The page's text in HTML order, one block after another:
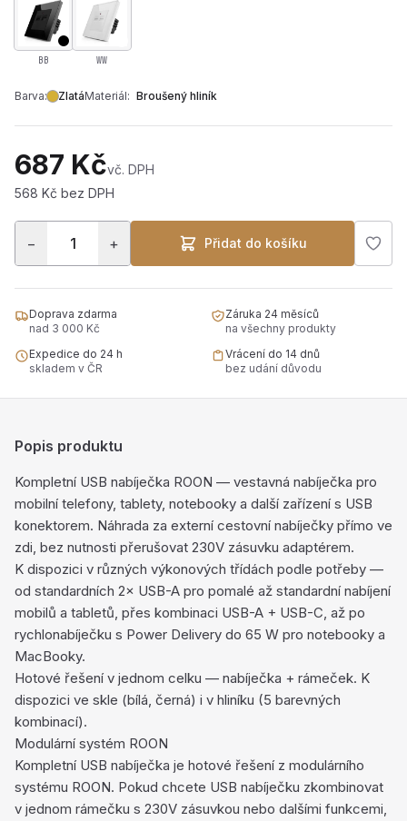
BB WW
Barva: ZlatáMateriál: Broušený hliník
687 Kčvč. DPH
568 Kč bez DPH
− + Přidat do košíku
Doprava zdarma
nad 3 000 Kč
Záruka 24 měsíců
na všechny produkty
Expedice do 24 h
skladem v ČR
Vrácení do 14 dnů
bez udání důvodu
Popis produktu
Kompletní USB nabíječka ROON — vestavná nabíječka pro
mobilní telefony, tablety, notebooky a další zařízení s USB
konektorem. Náhrada za externí cestovní nabíječky přímo ve
zdi, bez nutnosti přerušovat 230V zásuvku adaptérem.
K dispozici v různých výkonových třídách podle potřeby —
od standardních 2× USB-A pro pomalé až standardní nabíjení
mobilů a tabletů, přes kombinaci USB-A + USB-C, až po
rychlonabíječku s Power Delivery do 65 W pro notebooky a
MacBooky.
Hotové řešení v jednom celku — nabíječka + rámeček. K
dispozici ve skle (bílá, černá) i v hliníku (5 barevných
kombinací).
Modulární systém ROON
Kompletní USB nabíječka je hotové řešení z modulárního
systému ROON. Pokud chcete USB nabíječku zkombinovat
v jednom rámečku s 230V zásuvkou nebo dalšími funkcemi,